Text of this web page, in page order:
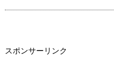
スポンサーリンク